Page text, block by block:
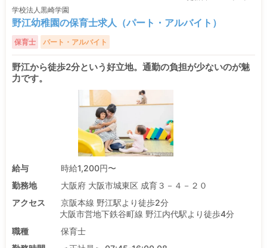
学校法人黒崎学園
野江幼稚園の保育士求人（パート・アルバイト）
保育士 パート・アルバイト
野江から徒歩2分という好立地。通勤の負担が少ないのが魅
力です。
給与
時給1,200円〜
勤務地
大阪府 大阪市城東区 成育３－４－２０
アクセス
京阪本線 野江駅より徒歩2分
大阪市営地下鉄谷町線 野江内代駅より徒歩4分
職種
保育士